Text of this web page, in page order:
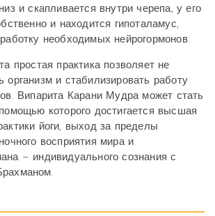
и скапливается внутри черепа, у его
и находится гипоталамус,
необходимых нейрогормонов.
простая практика позволяет не
организм и стабилизировать работу
Випарита Карани Мудра может стать
которого достигается высшая
йоги, выход за пределы
восприятия мира и
– индивидуального сознания с